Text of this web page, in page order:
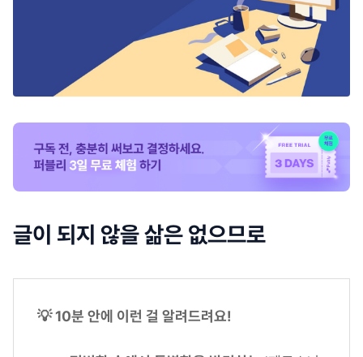
글이 되지 않을 삶은 없으므로
💡 10분 안에 이런 걸 알려드려요!